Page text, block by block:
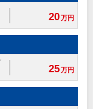
20万円
25万円